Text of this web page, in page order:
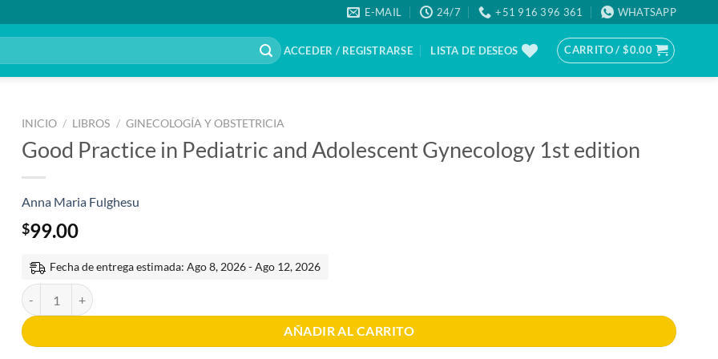
E-MAIL 24/7 +51 916 396 361 WHATSAPP
ACCEDER / REGISTRARSE LISTA DE DESEOS CARRITO /$0.00
INICIO / LIBROS / GINECOLOGÍA Y OBSTETRICIA
Good Practice in Pediatric and Adolescent Gynecology 1st edition
Anna Maria Fulghesu
$99.00
Fecha de entrega estimada: Ago 8, 2026 - Ago 12, 2026
Good Practice in Pediatric and Adolescent Gynecology 1st edition cantidad
AÑADIR AL CARRITO